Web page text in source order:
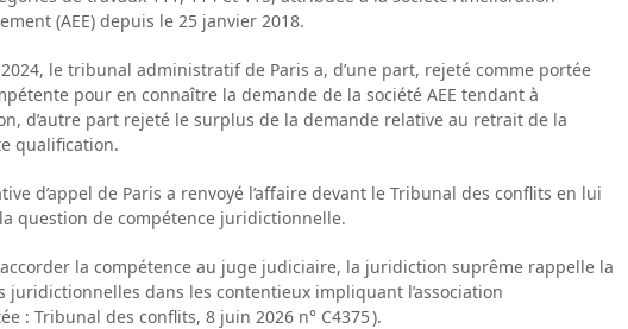
(AEE) depuis le 25 janvier 2018.
le tribunal administratif de Paris a, d’une part, rejeté comme portée
pour en connaître la demande de la société AEE tendant à
d’autre part rejeté le surplus de la demande relative au retrait de la
qualification.
d’appel de Paris a renvoyé l’affaire devant le Tribunal des conflits en lui
question de compétence juridictionnelle.
accorder la compétence au juge judiciaire, la juridiction suprême rappelle la
juridictionnelles dans les contentieux impliquant l’association
: Tribunal des conflits, 8 juin 2026 n° C4375 ).